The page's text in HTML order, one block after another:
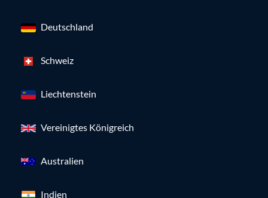
Deutschland
Schweiz
Liechtenstein
Vereinigtes Königreich
Australien
Indien